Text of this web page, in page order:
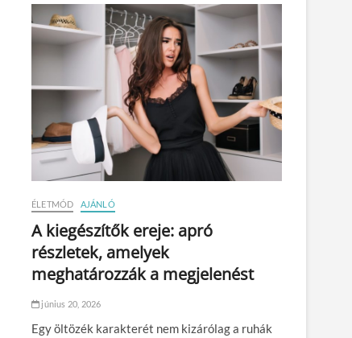
ÉLETMÓD AJÁNLÓ
A kiegészítők ereje: apró
részletek, amelyek
meghatározzák a megjelenést
június 20, 2026
Egy öltözék karakterét nem kizárólag a ruhák